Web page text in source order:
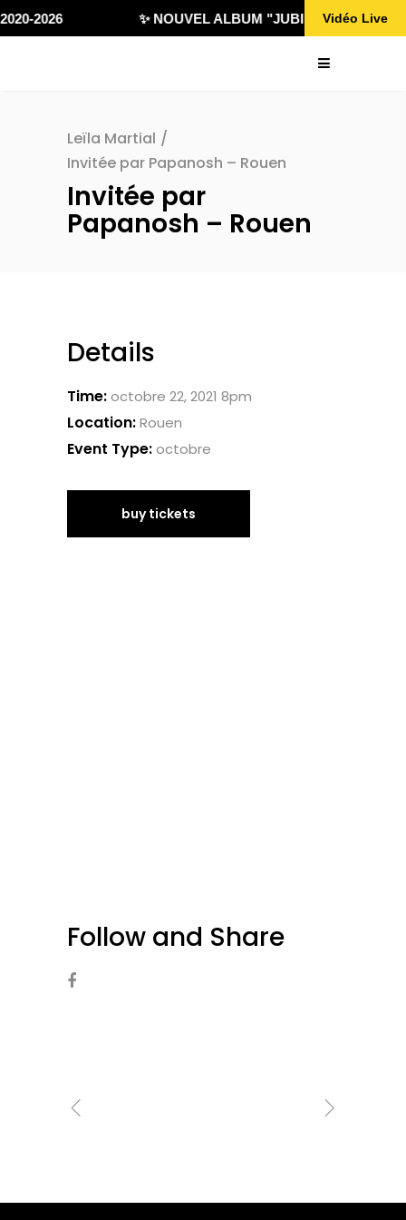
2026 ✨ NOUVEL ALBUM "JUBILÄ 432"Vidéo Live
Leïla Martial /
Invitée par Papanosh – Rouen
Invitée par
Papanosh – Rouen
Details
Time:octobre 22, 2021 8pm
Location:Rouen
Event Type:octobre
buy tickets
Follow and Share